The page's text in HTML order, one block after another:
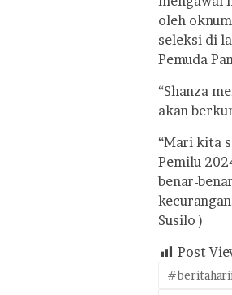
oleh
seleksi di
Pemuda
“Shanza
akan
“Mari kita
Pemilu
benar-
Susilo )
Post